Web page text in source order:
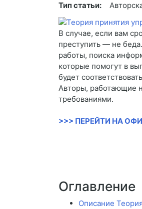
Тип статьи:
В случае, если вам
преступить — не
работы, поиска
которые помогут в
будет
Авторы, работающие
требованиями.
>>> ПЕРЕЙТИ НА
Оглавление
Описание